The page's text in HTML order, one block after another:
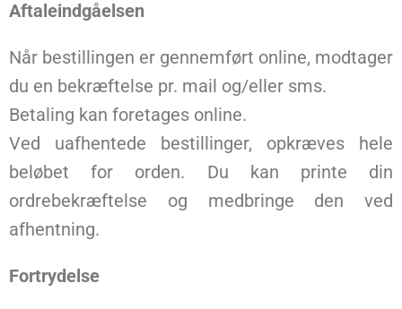
Aftaleindgåelsen
Når bestillingen er gennemført online, modtager
du en bekræftelse pr. mail og/eller sms.
Betaling kan foretages online.
Ved uafhentede bestillinger, opkræves hele
beløbet for orden. Du kan printe din
ordrebekræftelse og medbringe den ved
afhentning.
Fortrydelse